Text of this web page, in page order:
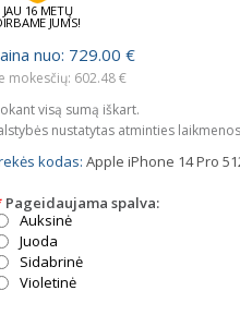
JAU 16 METŲ
JUMS!
nuo: 729.00 €
mokesčių: 602.48 €
visą sumą iškart.
nustatytas atminties
kodas: Apple iPhone 14 Pro
Pageidaujama spalva:
Auksinė
Juoda
Sidabrinė
Violetinė